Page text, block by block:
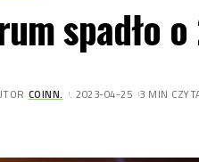
spadło
COINN. . 2023-04-25 3 MIN